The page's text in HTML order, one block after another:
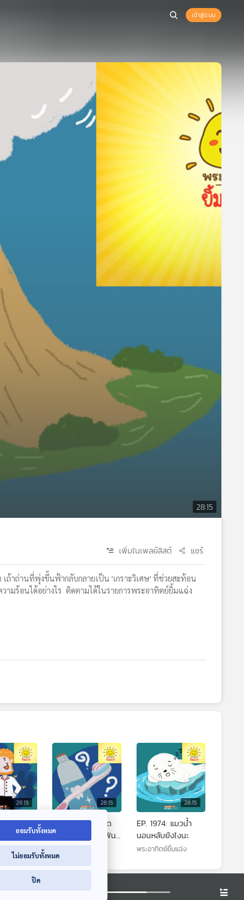
เข้าสู่ระบบ
28:15
เพิ่มในเพลย์ลิสต์ แชร์
เถ้าถ่านที่พุ่งขึ้นฟ้ากลับกลายเป็น 'เกราะวิเศษ' ที่ช่วยสะท้อน
ามร้อนได้อย่างไร ติดตามได้ในรายการพระอาทิตย์ยิ้มแฉ่ง
28:15
ทำไมคน
าวยุโรปว่า
มแฉ่ง
28:15
EP. 1973: อะไรเกิด
ก่อนกัน “แปรงสีฟัน
หรือยาสีฟัน”
พระอาทิตย์ยิ้มแฉ่ง
28:15
EP. 1974: แมวน้ำ
นอนหลับยังไงนะ
พระอาทิตย์ยิ้มแฉ่ง
ยอมรับทั้งหมด
ไม่ยอมรับทั้งหมด
ปิด